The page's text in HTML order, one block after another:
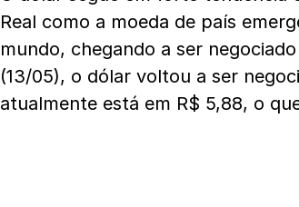
Real como a moeda de país
mundo, chegando a ser
(13/05), o dólar voltou a ser
atualmente está em R$ 5,88, o